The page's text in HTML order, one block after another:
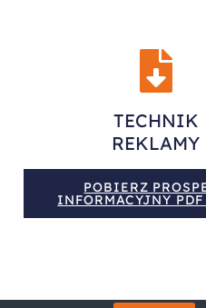
TECHNIK
REKLAMY
POBIERZ
INFORMACYJNY